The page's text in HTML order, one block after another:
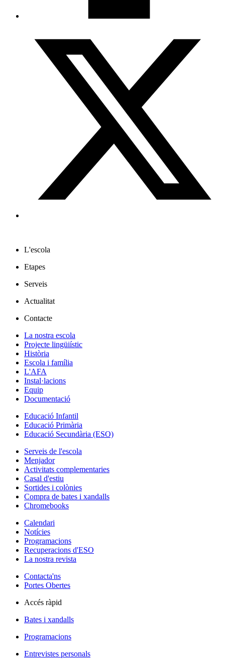
L'escola
Etapes
Serveis
Actualitat
Contacte
La nostra escola
Projecte lingüiístic
Història
Escola i família
L'AFA
Instal·lacions
Equip
Documentació
Educació Infantil
Educació Primària
Educació Secundària (ESO)
Serveis de l'escola
Menjador
Activitats complementaries
Casal d'estiu
Sortides i colònies
Compra de bates i xandalls
Chromebooks
Calendari
Notícies
Programacions
Recuperacions d'ESO
La nostra revista
Contacta'ns
Portes Obertes
Accés ràpid
Bates i xandalls
Programacions
Entrevistes personals